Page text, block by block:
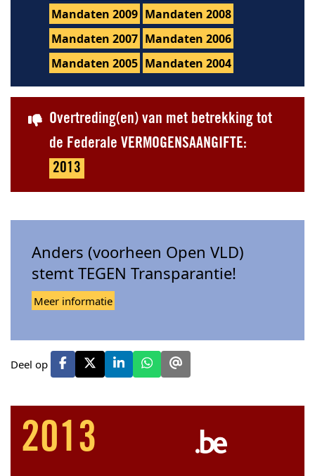
Mandaten 2009 Mandaten 2008
Mandaten 2007 Mandaten 2006
Mandaten 2005 Mandaten 2004
Overtreding(en) van met betrekking tot
de Federale VERMOGENSAANGIFTE:
2013
Anders (voorheen Open VLD)
stemt TEGEN Transparantie!
Meer informatie
Deel op
2013